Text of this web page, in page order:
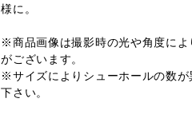
様に。
※商品画像は撮影時の光や角度に
がございます。
※サイズによりシューホールの数
下さい。